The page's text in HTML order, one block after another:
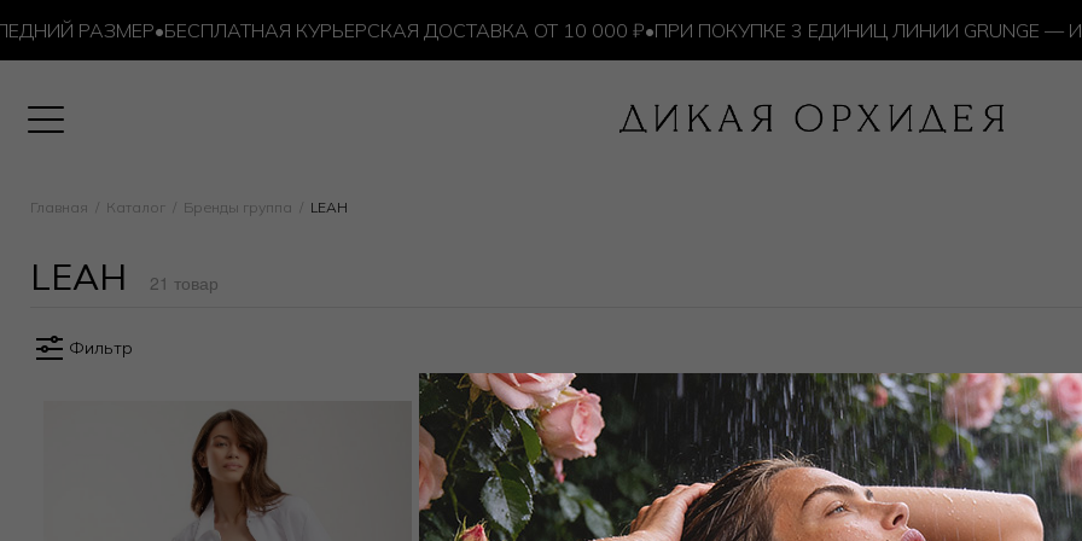
РАЗМЕР•БЕСПЛАТНАЯ КУРЬЕРСКАЯ ДОСТАВКА ОТ 10 000 ₽•ПРИ ПОКУПКЕ 3 ЕДИНИЦ ЛИНИИ GRUNGE —
Главная Каталог Бренды группа LEAH
LEAH 21 товар
Фильтр